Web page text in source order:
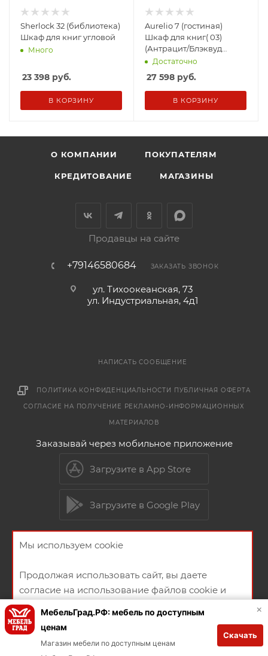
Sherlock 32 (библиотека)
Шкаф для книг угловой
Много
23 398 руб.
В КОРЗИНУ
Aurelio 7 (гостиная)
Шкаф для книг( 03)
(Антрацит/Блэквуд
Сатиновый)
Достаточно
27 598 руб.
В КОРЗИНУ
О КОМПАНИИ ПОКУПАТЕЛЯМ
КРЕДИТОВАНИЕ МАГАЗИНЫ
Продавцы на сайте
+79146580684 ЗАКАЗАТЬ ЗВОНОК
ул. Тихоокеанская, 73
ул. Индустриальная, 4д1
НАПИСАТЬ СООБЩЕНИЕ
ПОЛИТИКА КОНФИДЕНЦИАЛЬНОСТИ ПУБЛИЧНАЯ ОФЕРТА
СОГЛАСИЕ НА ПОЛУЧЕНИЕ РЕКЛАМНО-ИНФОРМАЦИОННЫХ
МАТЕРИАЛОВ
Заказывай через мобильное приложение
Загрузите в App Store
Загрузите в Google Play
Мы используем cookie
Продолжая использовать сайт, вы даете
согласие на использование файлов cookie и
политикой конфиденциальности
ХОРОШО
×
МебельГрад.РФ: мебель по доступным
ценам
Магазин мебели по доступным ценам
Скачать